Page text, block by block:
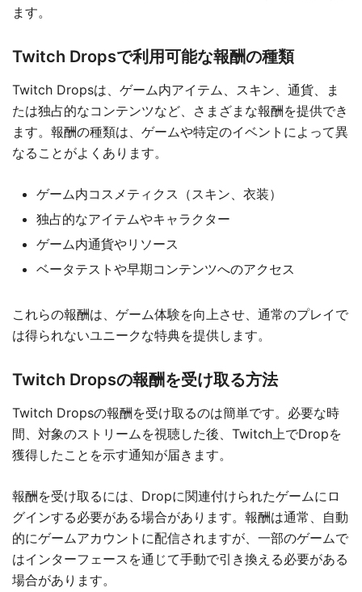
ます。
Twitch Dropsで利用可能な報酬の種類
Twitch Dropsは、ゲーム内アイテム、スキン、通貨、ま
たは独占的なコンテンツなど、さまざまな報酬を提供でき
ます。報酬の種類は、ゲームや特定のイベントによって異
なることがよくあります。
ゲーム内コスメティクス（スキン、衣装）
独占的なアイテムやキャラクター
ゲーム内通貨やリソース
ベータテストや早期コンテンツへのアクセス
これらの報酬は、ゲーム体験を向上させ、通常のプレイで
は得られないユニークな特典を提供します。
Twitch Dropsの報酬を受け取る方法
Twitch Dropsの報酬を受け取るのは簡単です。必要な時
間、対象のストリームを視聴した後、Twitch上でDropを
獲得したことを示す通知が届きます。
報酬を受け取るには、Dropに関連付けられたゲームにロ
グインする必要がある場合があります。報酬は通常、自動
的にゲームアカウントに配信されますが、一部のゲームで
はインターフェースを通じて手動で引き換える必要がある
場合があります。